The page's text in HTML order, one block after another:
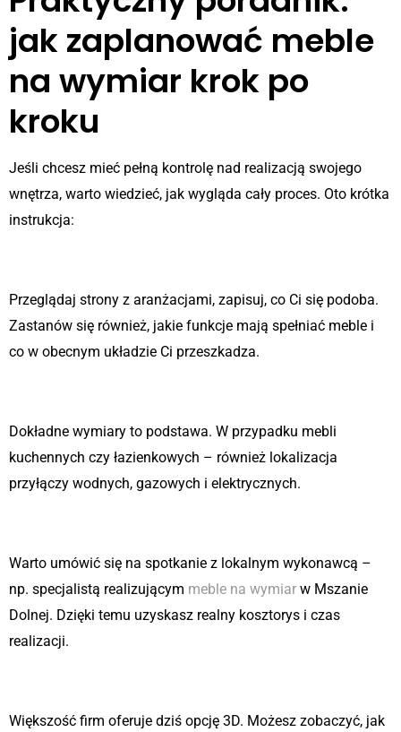
jak zaplanować meble
na wymiar krok po
kroku
Jeśli chcesz mieć pełną kontrolę nad realizacją swojego
wnętrza, warto wiedzieć, jak wygląda cały proces. Oto krótka
instrukcja:
Przeglądaj strony z aranżacjami, zapisuj, co Ci się podoba.
Zastanów się również, jakie funkcje mają spełniać meble i
co w obecnym układzie Ci przeszkadza.
Dokładne wymiary to podstawa. W przypadku mebli
kuchennych czy łazienkowych – również lokalizacja
przyłączy wodnych, gazowych i elektrycznych.
Warto umówić się na spotkanie z lokalnym wykonawcą –
np. specjalistą realizującym meble na wymiar w Mszanie
Dolnej. Dzięki temu uzyskasz realny kosztorys i czas
realizacji.
Większość firm oferuje dziś opcję 3D. Możesz zobaczyć, jak